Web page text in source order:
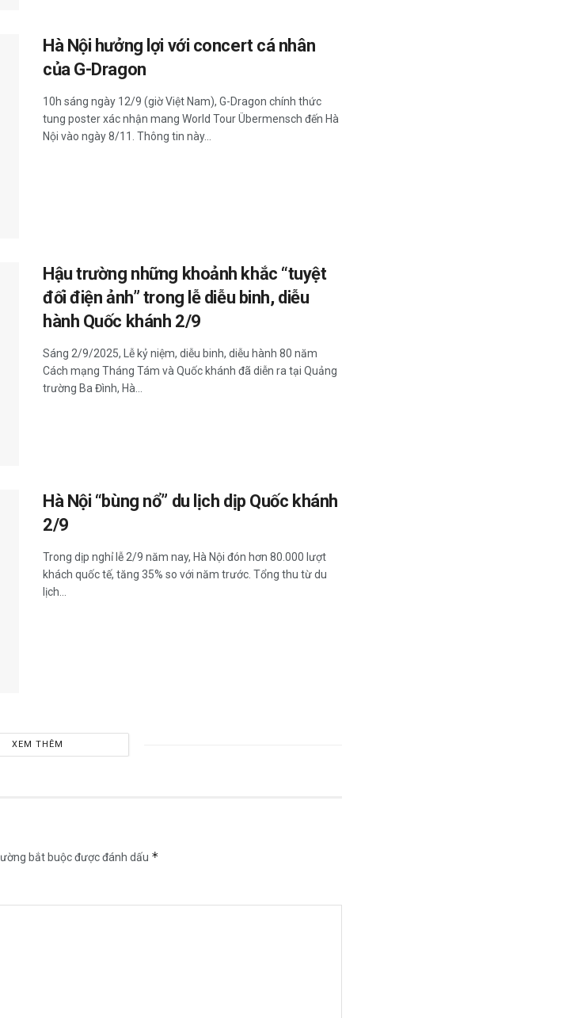
Hà Nội hưởng lợi với concert cá nhân
của G-Dragon
10h sáng ngày 12/9 (giờ Việt Nam), G-Dragon chính thức
tung poster xác nhận mang World Tour Übermensch đến Hà
Nội vào ngày 8/11. Thông tin này...
Hậu trường những khoảnh khắc “tuyệt
đối điện ảnh” trong lễ diễu binh, diễu
hành Quốc khánh 2/9
Sáng 2/9/2025, Lễ kỷ niệm, diễu binh, diễu hành 80 năm
Cách mạng Tháng Tám và Quốc khánh đã diễn ra tại Quảng
trường Ba Đình, Hà...
Hà Nội “bùng nổ” du lịch dịp Quốc khánh
2/9
Trong dịp nghỉ lễ 2/9 năm nay, Hà Nội đón hơn 80.000 lượt
khách quốc tế, tăng 35% so với năm trước. Tổng thu từ du
lịch...
XEM THÊM
bắt buộc được đánh dấu *